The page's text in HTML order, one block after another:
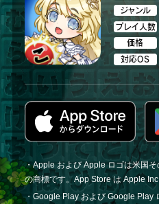
ジャンル
プレイ人数
価格
対応OS
・Apple および Apple ロゴは米国
の商標です。App Store は Apple
・Google Play および Google Play